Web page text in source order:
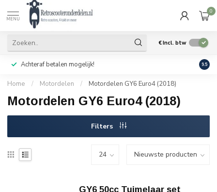
MENU
0
€Incl. btw
Achteraf betalen mogelijk! Geen
9.5
Home / Motordelen / Motordelen GY6 Euro4 (2018)
Motordelen GY6 Euro4 (2018)
Filters
GY6 50cc Tuimelaar set